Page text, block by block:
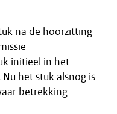
na de hoorzitting
initieel in het
het stuk alsnog is
betrekking